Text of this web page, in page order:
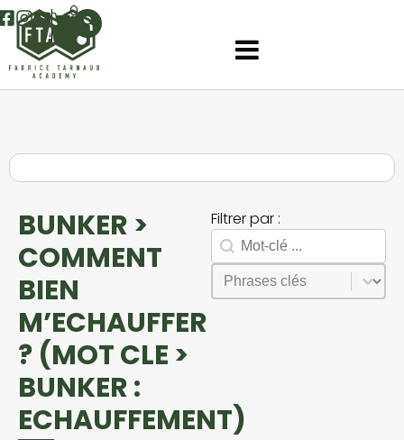
0
BUNKER >
COMMENT
BIEN
M’ECHAUFFER
? (MOT CLE >
BUNKER :
ECHAUFFEMENT)
Filtrer par :
Search facet-2
Rechercher
Phrases
Sélectionnez le contenu